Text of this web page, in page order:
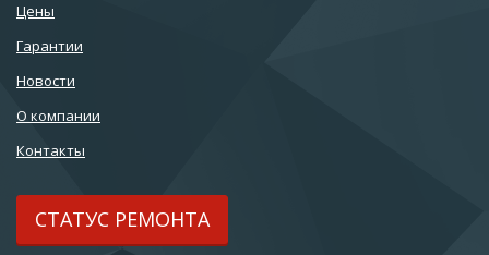
Цены
Гарантии
Новости
О компании
Контакты
СТАТУС РЕМОНТА